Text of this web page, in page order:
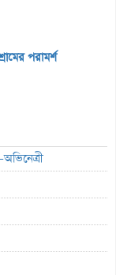
পরামর্শ